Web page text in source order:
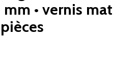
• vernis mat